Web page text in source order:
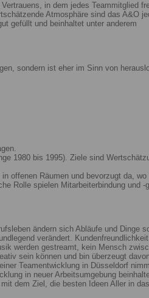
in dem jedes Teammitglied
Atmosphäre sind das A&O
gefüllt und beinhaltet unter anderem
sondern ist eher im Sinn von
1980 bis 1995). Ziele sind
offenen Räumen und bevorzugt da,
Rolle spielen Mitarbeiterbindung und -
ändern sich Abläufe und Dinge
verändert.
werden gestreamt, kein Mensch
sein können und bin überzeugt
Teamentwicklung in Düsseldorf
in neuer Arbeitsumgebung
dem Ziel, die besten Ideen Aller in